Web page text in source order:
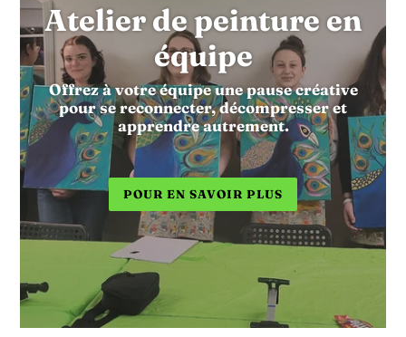
Atelier de peinture en
équipe
Offrez à votre équipe une pause créative
pour se reconnecter, décompresser et
apprendre autrement.
POUR EN SAVOIR PLUS